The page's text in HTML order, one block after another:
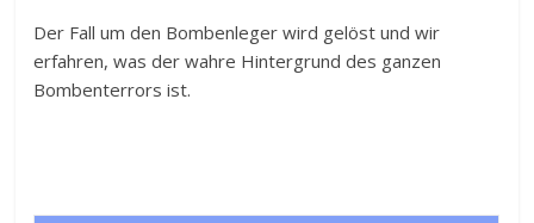
Der Fall um den Bombenleger wird gelöst und wir
erfahren, was der wahre Hintergrund des ganzen
Bombenterrors ist.